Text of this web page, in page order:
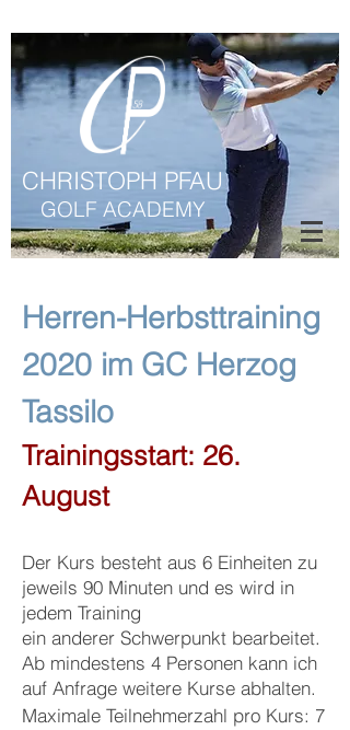
CHRISTOPH PFAU
GOLF ACADEMY
Herren-Herbsttraining
2020 im GC Herzog
Tassilo
Trainingsstart: 26.
August
Der Kurs besteht aus 6 Einheiten zu
jeweils 90 Minuten und es wird in
jedem Training
ein anderer Schwerpunkt bearbeitet.
Ab mindestens 4 Personen kann ich
auf Anfrage weitere Kurse abhalten.
Maximale Teilnehmerzahl pro Kurs: 7